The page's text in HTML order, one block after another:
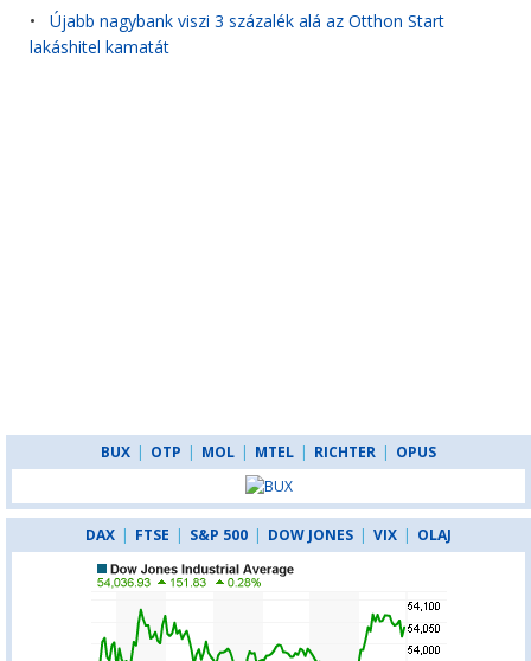
• Újabb nagybank viszi 3 százalék alá az Otthon Start
lakáshitel kamatát
BUX | OTP | MOL | MTEL | RICHTER | OPUS
DAX | FTSE | S&P 500 | DOW JONES | VIX | OLAJ